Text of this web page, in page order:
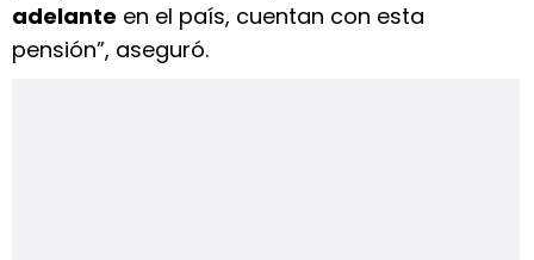
adelante en el país, cuentan con esta
pensión”, aseguró.